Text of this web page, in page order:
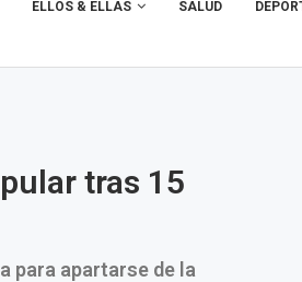
ELLOS & ELLAS SALUD
tras 15
para apartarse de la